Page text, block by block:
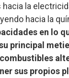
la
hacia la
en lo
principal
sus propios